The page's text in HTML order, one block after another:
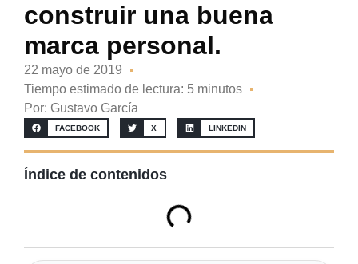
construir una buena
marca personal.
22 mayo de 2019
Tiempo estimado de lectura: 5 minutos
Por: Gustavo García
FACEBOOK X LINKEDIN
Índice de contenidos